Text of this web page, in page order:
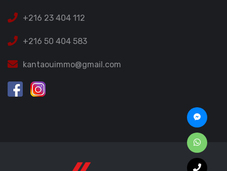
+216 23 404 112
+216 50 404 583
kantaouimmo@gmail.com